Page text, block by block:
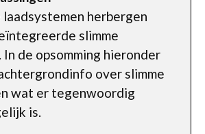
herbergen
slimme
de opsomming hieronder
over slimme
wat er tegenwoordig
is.